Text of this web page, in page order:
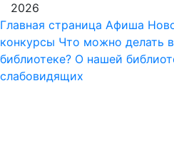
2026
Главная страница Афиша
конкурсы Что можно делать в
библиотеке? О нашей
слабовидящих